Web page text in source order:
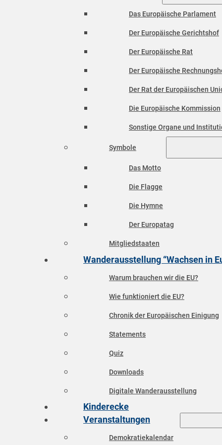
Das Europäische Parlament
Der Europäische Gerichtshof
Der Europäische Rat
Der Europäische
Der Rat der Europäischen
Die Europäische Kommission
Sonstige Organe und
Symbole
Das Motto
Die Flagge
Die Hymne
Der Europatag
Mitgliedstaaten
Wanderausstellung “Wachsen in
Warum brauchen wir die EU?
Wie funktioniert die EU?
Chronik der Europäischen Einigung
Statements
Quiz
Downloads
Digitale Wanderausstellung
Kinderecke
Veranstaltungen
Demokratiekalendar